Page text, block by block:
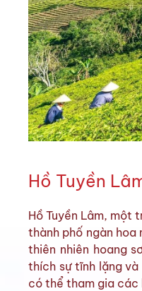
Hồ Tuyền
Hồ Tuyền Lâm, một
thành phố ngàn hoa
thiên nhiên hoang
thích sự tĩnh lặng
có thể tham gia các